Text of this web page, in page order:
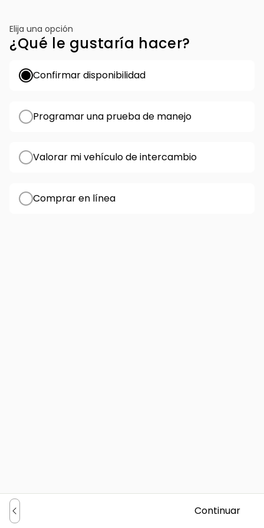
Elija una opción
¿Qué le gustaría hacer?
Confirmar disponibilidad
Programar una prueba de manejo
Valorar mi vehículo de intercambio
Comprar en línea
Continuar